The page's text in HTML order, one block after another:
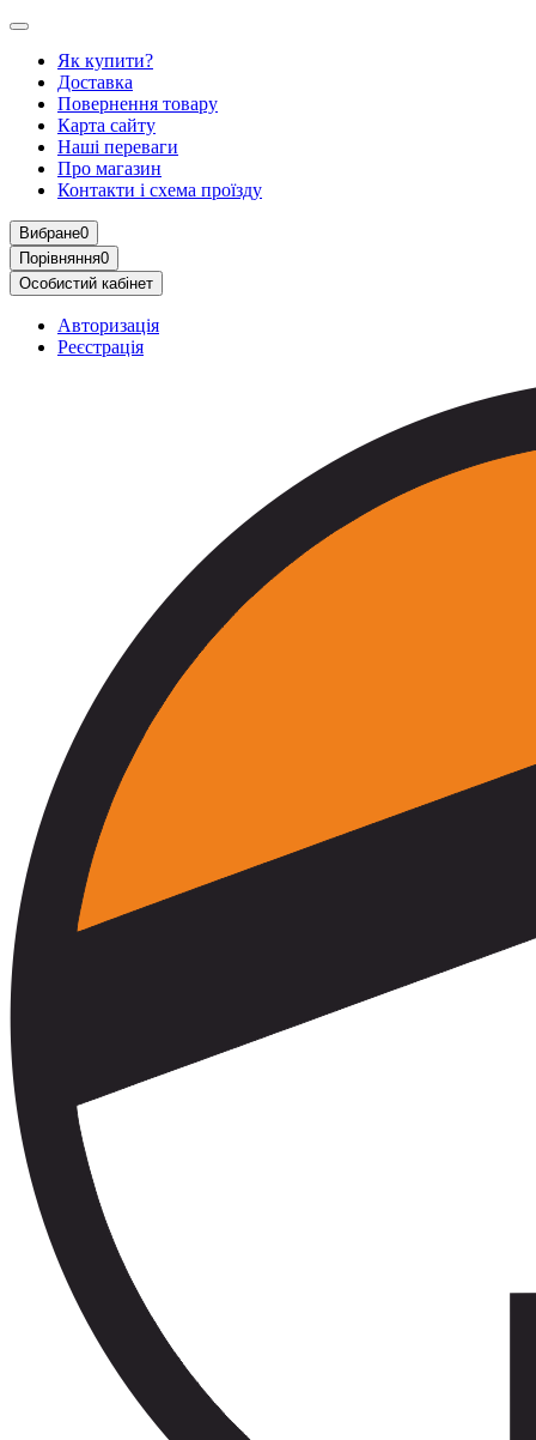
Як купити?
Доставка
Повернення товару
Карта сайту
Наші переваги
Про магазин
Контакти і схема проїзду
Вибране0
Порівняння0
Особистий кабінет
Авторизація
Реєстрація